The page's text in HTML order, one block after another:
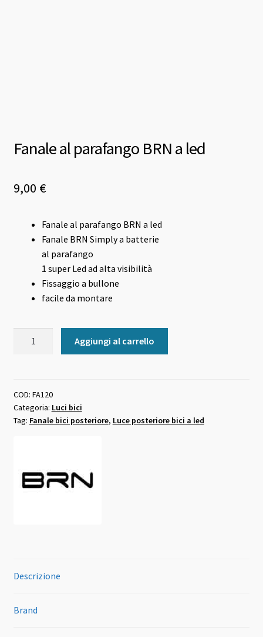
Fanale al parafango BRN a led
9,00 €
Fanale al parafango BRN a led
Fanale BRN Simply a batterie
al parafango
1 super Led ad alta visibilità
Fissaggio a bullone
facile da montare
a
led
quantità
Aggiungi al carrello
COD: FA120
Categoria: Luci bici
Tag: Fanale bici posteriore, Luce posteriore bici a led
Descrizione
Brand